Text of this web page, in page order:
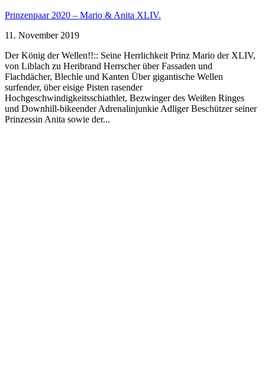
Prinzenpaar 2020 – Mario & Anita XLIV.
11. November 2019
Der König der Wellen!!:: Seine Herrlichkeit Prinz Mario der XLIV,
von Liblach zu Heribrand Herrscher über Fassaden und
Flachdächer, Blechle und Kanten Über gigantische Wellen
surfender, über eisige Pisten rasender
Hochgeschwindigkeitsschiathlet, Bezwinger des Weißen Ringes
und Downhill-bikeender Adrenalinjunkie Adliger Beschützer seiner
Prinzessin Anita sowie der...